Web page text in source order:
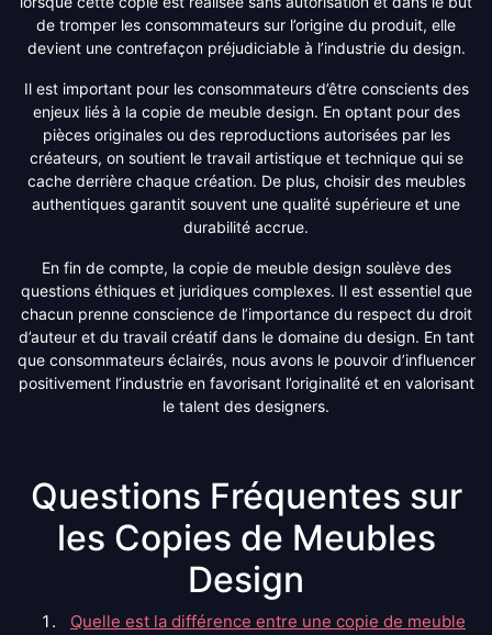
de tromper les consommateurs sur l’origine du produit, elle
devient une contrefaçon préjudiciable à l’industrie du design.
Il est important pour les consommateurs d’être conscients des
enjeux liés à la copie de meuble design. En optant pour des
pièces originales ou des reproductions autorisées par les
créateurs, on soutient le travail artistique et technique qui se
cache derrière chaque création. De plus, choisir des meubles
authentiques garantit souvent une qualité supérieure et une
durabilité accrue.
En fin de compte, la copie de meuble design soulève des
questions éthiques et juridiques complexes. Il est essentiel que
chacun prenne conscience de l’importance du respect du droit
d’auteur et du travail créatif dans le domaine du design. En tant
que consommateurs éclairés, nous avons le pouvoir d’influencer
positivement l’industrie en favorisant l’originalité et en valorisant
le talent des designers.
Questions Fréquentes sur
les Copies de Meubles
Design
Quelle est la différence entre une copie de meuble